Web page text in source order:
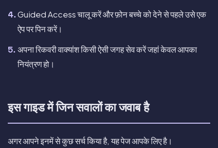
Guided Access चालू करें और फ़ोन बच्चे को देने से पहले उसे एक
ऐप पर पिन करें।
अपना रिकवरी वाक्यांश किसी ऐसी जगह सेव करें जहां केवल आपका
नियंत्रण हो।
इस गाइड में जिन सवालों का जवाब है
अगर आपने इनमें से कुछ सर्च किया है, यह पेज आपके लिए है।